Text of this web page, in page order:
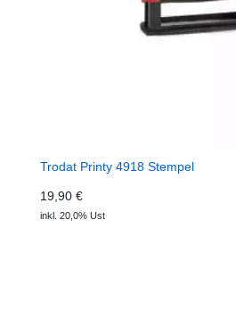
Trodat Printy 4918 Stempel
19,90 €
inkl. 20,0% Ust